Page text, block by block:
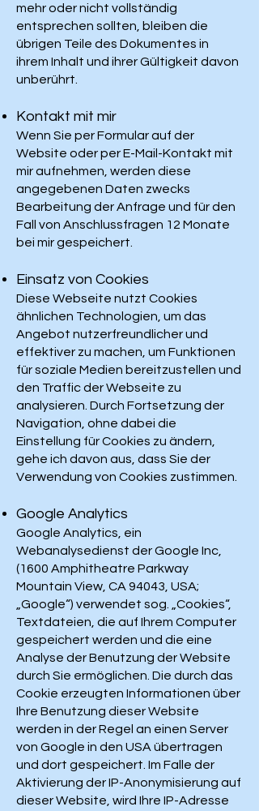
mehr oder nicht vollständig
entsprechen sollten, bleiben die
übrigen Teile des Dokumentes in
ihrem Inhalt und ihrer Gültigkeit davon
unberührt.
Kontakt mit mir
Wenn Sie per Formular auf der
Website oder per E-Mail-Kontakt mit
mir aufnehmen, werden diese
angegebenen Daten zwecks
Bearbeitung der Anfrage und für den
Fall von Anschlussfragen 12 Monate
bei mir gespeichert.
Einsatz von Cookies
Diese Webseite nutzt Cookies
ähnlichen Technologien, um das
Angebot nutzerfreundlicher und
effektiver zu machen, um Funktionen
für soziale Medien bereitzustellen und
den Traffic der Webseite zu
analysieren. Durch Fortsetzung der
Navigation, ohne dabei die
Einstellung für Cookies zu ändern,
gehe ich davon aus, dass Sie der
Verwendung von Cookies zustimmen.
Google Analytics
Google Analytics, ein
Webanalysedienst der Google Inc,
(1600 Amphitheatre Parkway
Mountain View, CA 94043, USA;
„Google“) verwendet sog. „Cookies“,
Textdateien, die auf Ihrem Computer
gespeichert werden und die eine
Analyse der Benutzung der Website
durch Sie ermöglichen. Die durch das
Cookie erzeugten Informationen über
Ihre Benutzung dieser Website
werden in der Regel an einen Server
von Google in den USA übertragen
und dort gespeichert. Im Falle der
Aktivierung der IP-Anonymisierung auf
dieser Website, wird Ihre IP-Adresse